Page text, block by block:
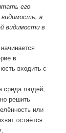
его
а
видимости в
в
входить с
среда людей,
решить
или
остаётся